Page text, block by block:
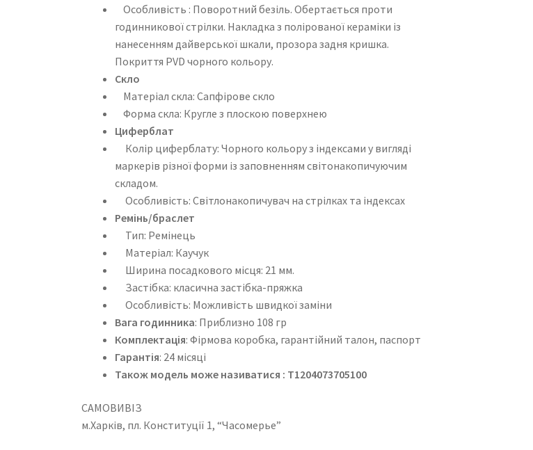
Особливість : Поворотний безіль. Обертається проти
годинникової стрілки. Накладка з полірованої кераміки із
нанесенням дайверської шкали, прозора задня кришка.
Покриття PVD чорного кольору.
Скло
Матеріал скла: Сапфірове скло
Форма скла: Кругле з плоскою поверхнею
Циферблат
Колір циферблату: Чорного кольору з індексами у вигляді
маркерів різної форми із заповненням світонакопичуючим
складом.
Особливість: Світлонакопичувач на стрілках та індексах
Ремінь/браслет
Тип: Ремінець
Матеріал: Каучук
Ширина посадкового місця: 21 мм.
Застібка: класична застібка-пряжка
Особливість: Можливість швидкої заміни
Вага годинника: Приблизно 108 гр
Комплектація: Фірмова коробка, гарантійний талон, паспорт
Гарантія: 24 місяці
Також модель може називатися : T1204073705100
САМОВИВІЗ
м.Харків, пл. Конституції 1, “Часомерье”